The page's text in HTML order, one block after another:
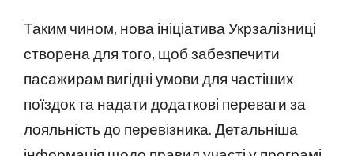
Таким чином, нова ініціатива Укрзалізниці
створена для того, щоб забезпечити
пасажирам вигідні умови для частіших
поїздок та надати додаткові переваги за
лояльність до перевізника. Детальніша